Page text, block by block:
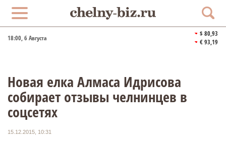
18:00, 6 Августа
$ 80,93
€ 93,19
Новая елка Алмаса Идрисова
собирает отзывы челнинцев в
соцсетях
15.12.2015, 10:31